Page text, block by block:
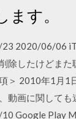
ます。
2020/06/06
除したけどまた
＞ 2010年1月1
動画に関して
Google Play